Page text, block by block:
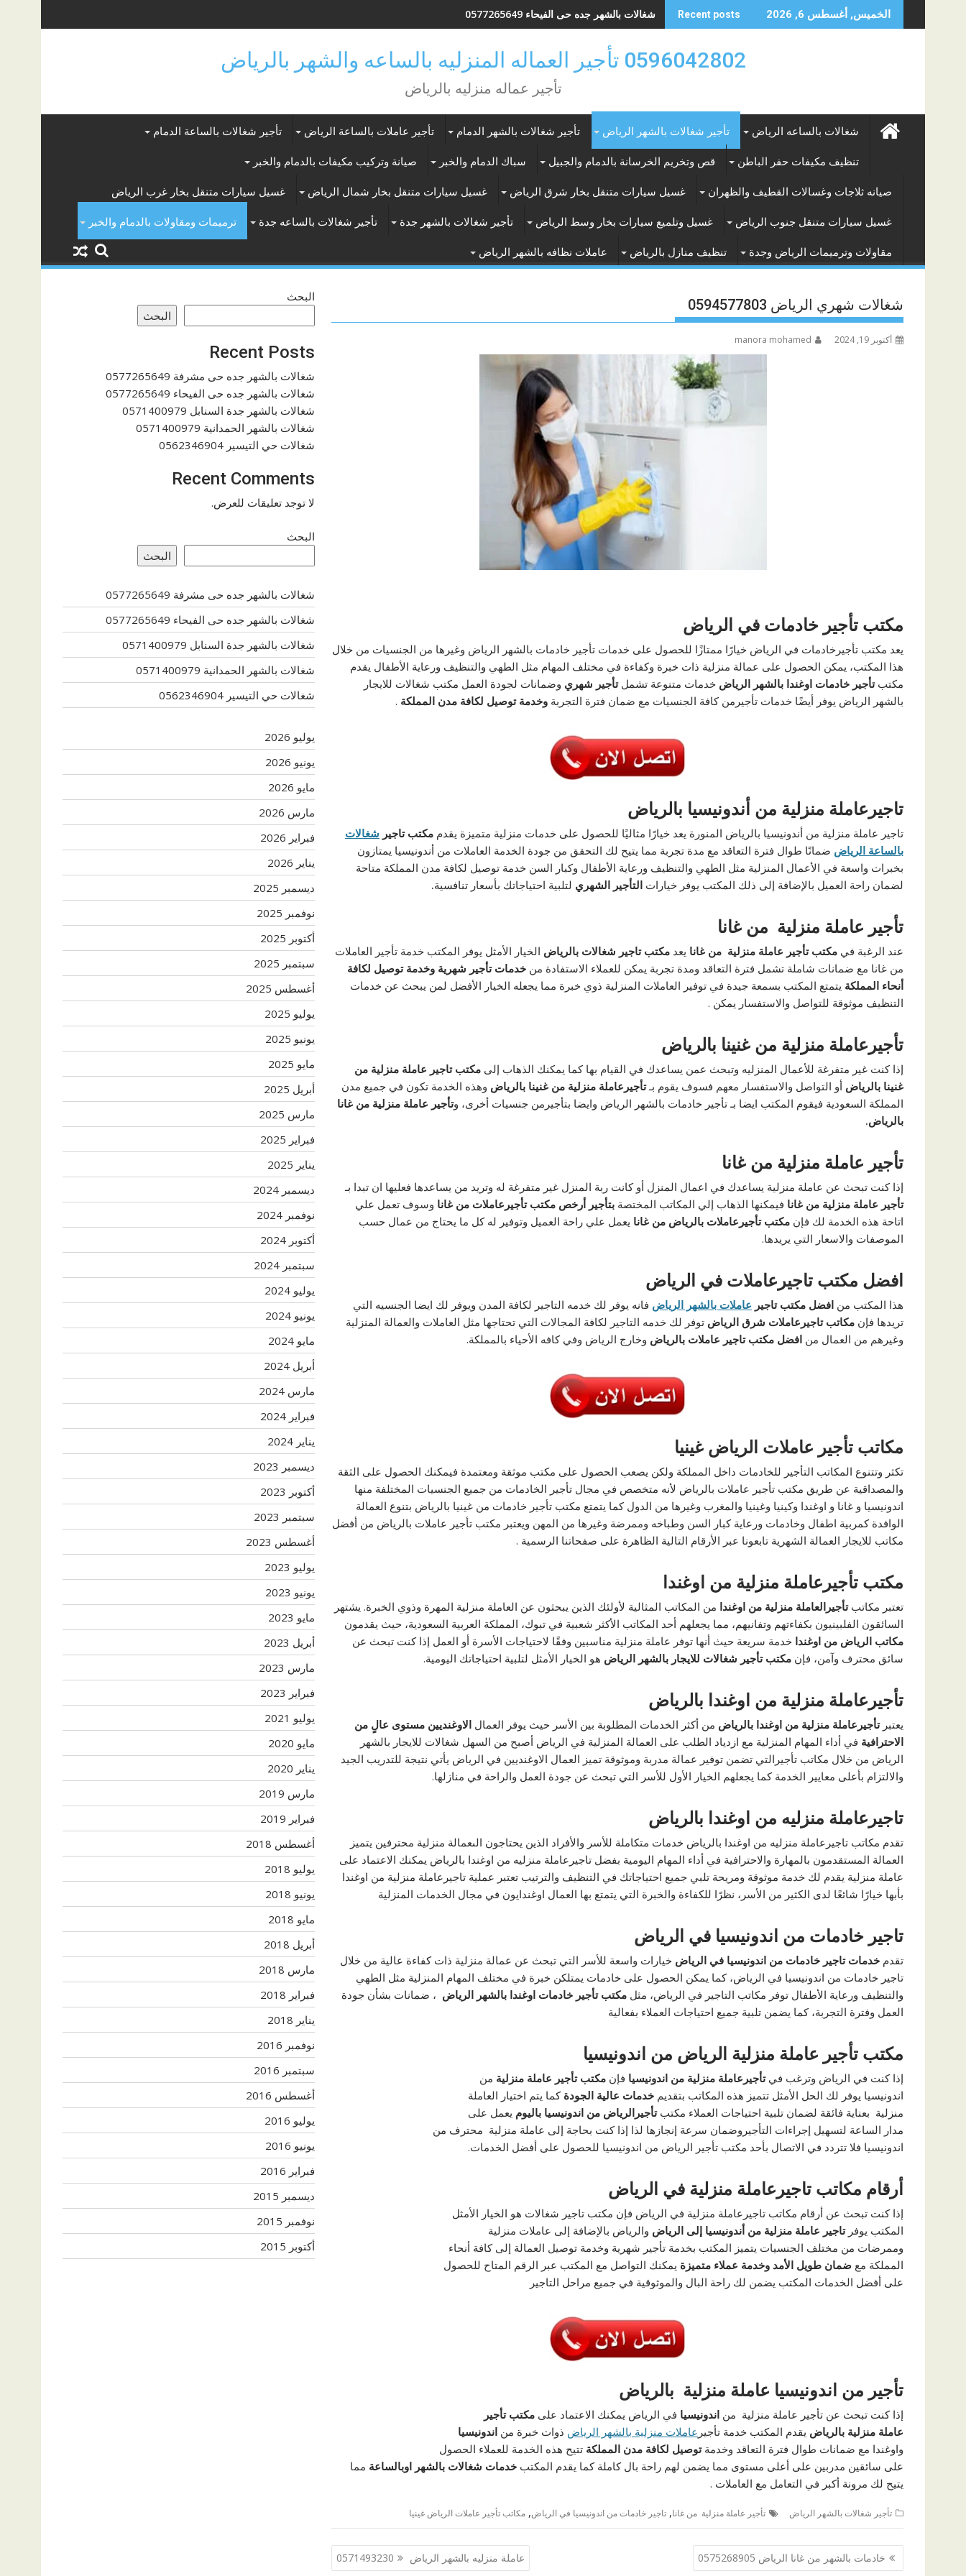
to
الخميس, أغسطس 6, 2026 Recent posts شغالات بالشهر جده حى الفيحاء 0577265649
0596042802 تأجير العماله المنزليه بالساعه والشهر بالرياض
تأجير عماله منزليه بالرياض
شغالات بالساعه الرياض تأجير شغالات بالشهر الرياض تأجير شغالات بالشهر الدمام تأجير عاملات بالساعة الرياض تأجير شغالات بالساعة الدمام
تنظيف مكيفات حفر الباطن قص وتخريم الخرسانة بالدمام والجبيل سباك الدمام والخبر صيانة وتركيب مكيفات بالدمام والخبر
صيانه ثلاجات وغسالات القطيف والظهران غسيل سيارات متنقل بخار شرق الرياض غسيل سيارات متنقل بخار شمال الرياض غسيل سيارات متنقل بخار غرب الرياض
غسيل سيارات متنقل جنوب الرياض غسيل وتلميع سيارات بخار وسط الرياض تأجير شغالات بالشهر جدة تأجير شغالات بالساعه جدة ترميمات ومقاولات بالدمام والخبر
مقاولات وترميمات الرياض وجدة تنظيف منازل بالرياض عاملات نظافه بالشهر الرياض
شغالات شهري الرياض 0594577803
أكتوبر 19, 2024 manora mohamed
مكتب تأجير خادمات في الرياض
يعد مكتب تأجيرخادمات في الرياض خيارًا ممتازًا للحصول على خدمات تأجير خادمات بالشهر الرياض وغيرها من الجنسيات من خلال
هذا المكتب، يمكن الحصول على عمالة منزلية ذات خبرة وكفاءة في مختلف المهام مثل الطهي والتنظيف ورعاية الأطفال يقدم
مكتبتأجير خادمات اوغندا بالشهر الرياض خدمات متنوعة تشملتأجير شهري وضمانات لجودة العمل مكتب شغالات للايجار
بالشهر الرياض يوفر أيضًا خدمات تأجيرمن كافة الجنسيات مع ضمان فترة التجربة وخدمة توصيل لكافة مدن المملكة .
تاجيرعاملة منزلية من أندونيسيا بالرياض
تاجير عاملة منزلية من أندونيسيا بالرياض المنورة يعد خيارًا مثاليًا للحصول على خدمات منزلية متميزة يقدم مكتب تاجير شغالات
بالساعة الرياض ضمانًا طوال فترة التعاقد مع مدة تجربة مما يتيح لك التحقق من جودة الخدمة العاملات من أندونيسيا يمتازون
بخبرات واسعة في الأعمال المنزلية مثل الطهي والتنظيف ورعاية الأطفال وكبار السن خدمة توصيل لكافة مدن المملكة متاحة
لضمان راحة العميل بالإضافة إلى ذلك المكتب يوفر خيارات التأجير الشهري لتلبية احتياجاتك بأسعار تنافسية.
تأجير عاملة منزلية من غانا
عند الرغبة في مكتب تأجير عاملة منزلية من غانا يعد مكتب تاجير شغالات بالرياض الخيار الأمثل يوفر المكتب خدمة تأجير العاملات
من غانا مع ضمانات شاملة تشمل فترة التعاقد ومدة تجربة يمكن للعملاء الاستفادة من خدمات تأجير شهرية وخدمة توصيل لكافة
أنحاء المملكة يتمتع المكتب بسمعة جيدة في توفير العاملات المنزلية ذوي خبرة مما يجعله الخيار الأفضل لمن يبحث عن خدمات
التنظيف موثوقة للتواصل والاستفسار يمكن .
تأجيرعاملة منزلية من غنينا بالرياض
إذا كنت غير متفرغة للأعمال المنزليه وتبحث عمن يساعدك في القيام بها كما يمكنك الذهاب إلى مكتب تاجير عاملة منزلية من
غنينا بالرياض أو التواصل والاستفسار معهم فسوف يقوم بـتأجيرعاملة منزلية من غنينا بالرياض وهذه الخدمة تكون في جميع مدن
المملكة السعودية فيقوم المكتب ايضا بـ تأجير خادمات بالشهر الرياض وايضا بتأجيرمن جنسيات أخرى، وتأجير عاملة منزلية من غانا
بالرياض.
تأجير عاملة منزلية من غانا
إذا كنت تبحث عن عاملة منزلية يساعدك في اعمال المنزل أو كانت ربة المنزل غير متفرغة له وتريد من يساعدها فعليها ان تبدا بـ
تأجير عاملة منزلية من غانا فيمكنها الذهاب إلي المكاتب المختصة بتأجير أرخص مكتب تأجيرعاملات من غانا وسوف تعمل علي
اتاحة هذه الخدمة لك فإن مكتب تأجيرعاملات بالرياض من غانا يعمل علي راحة العميل وتوفير له كل ما يحتاج من عمال حسب
الموصفات والاسعار التي يريدها.
افضل مكتب تاجيرعاملات في الرياض
هذا المكتب من افضل مكتب تاجير عاملات بالشهر الرياض فانه يوفر لك خدمه التاجير لكافة المدن ويوفر لك ايضا الجنسيه التي
تريدها فإن مكاتب تاجيرعاملات شرق الرياض توفر لك خدمه التاجير لكافة المجالات التي تحتاجها مثل العاملات والعمالة المنزلية
وغيرهم من العمال من افضل مكتب تاجير عاملات بالرياض وخارج الرياض وفي كافه الأحياء بالمملكة.
مكاتب تأجير عاملات الرياض غينيا
تكثر وتتنوع المكاتب التأجير للخادمات داخل المملكة ولكن يصعب الحصول على مكتب موثقة ومعتمدة فيمكنك الحصول على الثقة
والمصداقية عن طريق مكتب تأجير عاملات بالرياض لأنه متخصص في مجال تأجير الخادمات من جميع الجنسيات المختلفة منها
اندونيسيا و غانا و اوغندا وكينيا وغينيا والمغرب وغيرها من الدول كما يتمتع مكتب تأجير خادمات من غينيا بالرياض بتنوع العمالة
الوافدة كمربية اطفال وخادمات ورعاية كبار السن وطباخه وممرضة وغيرها من المهن ويعتبر مكتب تأجير عاملات بالرياض من أفضل
مكاتب للايجار العمالة الشهرية تابعونا عبر الأرقام التالية الظاهرة على صفحاتنا الرسمية .
مكتب تأجيرعاملة منزلية من اوغندا
تعتبر مكاتبتأجيرالعاملة منزلية من اوغندا من المكاتب المثالية لأولئك الذين يبحثون عن العاملة منزلية المهرة وذوي الخبرة. يشتهر
السائقون الفلبينيون بكفاءتهم وتفانيهم، مما يجعلهم أحد المكاتب الأكثر شعبية في تبوك، المملكة العربية السعودية، حيث يقدمون
مكاتب الرياض من اوغندا خدمة سريعة حيث أنها توفر عاملة منزلية مناسبين وفقًا لاحتياجات الأسرة أو العمل إذا كنت تبحث عن
سائق محترف وآمن، فإن مكتب تأجير شغالات للايجار بالشهر الرياض هو الخيار الأمثل لتلبية احتياجاتك اليومية.
تأجيرعاملة منزلية من اوغندا بالرياض
يعتبرتأجيرعاملة منزلية من اوغندا بالرياض من أكثر الخدمات المطلوبة بين الأسر حيث يوفر العمال الاوغنديين مستوى عالٍ من
الاحترافية في أداء المهام المنزلية مع ازدياد الطلب على العمالة المنزلية في الرياض أصبح من السهل شغالات للايجار بالشهر
الرياض من خلال مكاتب تأجيرالتي تضمن توفير عمالة مدربة وموثوقة تميز العمال الاوغنديين في الرياض يأتي نتيجة للتدريب الجيد
والالتزام بأعلى معايير الخدمة كما يجعلهم الخيار الأول للأسر التي تبحث عن جودة العمل والراحة في منازلها.
تاجيرعاملة منزليه من اوغندا بالرياض
تقدم مكاتب تاجيرعاملة منزليه من اوغندا بالرياض خدمات متكاملة للأسر والأفراد الذين يحتاجون الىعمالة منزلية محترفين يتميز
العمالة المستقدمون بالمهارة والاحترافية في أداء المهام اليومية بفضل تاجيرعاملة منزليه من اوغندا بالرياض يمكنك الاعتماد على
عاملة منزلية يقدم لك خدمة موثوقة ومريحة تلبي جميع احتياجاتك في التنظيف والترتيب تعتبر عملية تاجيرعاملة منزلية من اوغندا
بأبها خيارًا شائعًا لدى الكثير من الأسر، نظرًا للكفاءة والخبرة التي يتمتع بها العمال اوغندايون في مجال الخدمات المنزلية
تاجير خادمات من اندونيسيا في الرياض
تقدم خدمات تاجير خادمات من اندونيسيا في الرياض خيارات واسعة للأسر التي تبحث عن عمالة منزلية ذات كفاءة عالية من خلال
تاجير خادمات من اندونيسيا في الرياض، كما يمكن الحصول على خادمات يمتلكن خبرة في مختلف المهام المنزلية مثل الطهي
والتنظيف ورعاية الأطفال توفر مكاتب التاجير في الرياض، مثل مكتب تأجير خادمات اوغندا بالشهر الرياض ، ضمانات بشأن جودة
العمل وفترة التجربة، كما يضمن تلبية جميع احتياجات العملاء بفعالية
مكتب تأجير عاملة منزلية الرياض من اندونيسيا
إذا كنت في الرياض وترغب فيتأجيرعاملة منزلية من اندونيسيا فإن مكتب تأجير عاملة منزلية من
اندونيسيا يوفر لك الحل الأمثل تتميز هذه المكاتب بتقديم خدمات عالية الجودة كما يتم اختيار العاملة
منزلية بعناية فائقة لضمان تلبية احتياجات العملاء مكتبتأجيرالرياض من اندونيسيا باليوم يعمل على
مدار الساعة لتسهيل إجراءات التأجيروضمان سرعة إنجازها لذا إذا كنت بحاجة إلى عاملة منزلية محترف من
اندونيسيا فلا تتردد في الاتصال بأحد مكتب تأجير الرياض من اندونيسيا للحصول على أفضل الخدمات.
أرقام مكاتب تاجيرعاملة منزلية في الرياض
إذا كنت تبحث عن أرقام مكاتب تاجيرعاملة منزلية في الرياض فإن مكتب تاجير شغالات هو الخيار الأمثل
المكتب يوفرتاجير عاملة منزلية من أندونيسيا إلى الرياض والرياض بالإضافة إلى عاملات منزلية
وممرضات من مختلف الجنسيات يتميز المكتب بخدمة تأجير شهرية وخدمة توصيل العمالة إلى كافة أنحاء
المملكة مع ضمان طويل الأمد وخدمة عملاء متميزة يمكنك التواصل مع المكتب عبر الرقم المتاح للحصول
على أفضل الخدمات المكتب يضمن لك راحة البال والموثوقية في جميع مراحل التاجير
تأجير من اندونيسيا عاملة منزلية بالرياض
إذا كنت تبحث عن تأجير عاملة منزلية من اندونيسيا في الرياض يمكنك الاعتماد على مكتب تأجير
عاملة منزلية بالرياض يقدم المكتب خدمة تأجير عاملات منزلية بالشهر الرياض ذوات خبرة من اندونيسيا
واوغندا مع ضمانات طوال فترة التعاقد وخدمةتوصيل لكافة مدن المملكة تتيح هذه الخدمة للعملاء الحصول
على سائقين مدربين على أعلى مستوى مما يضمن لهم راحة بال كاملة كما يقدم المكتب خدمات شغالات بالشهر اوبالساعة مما
يتيح لك مرونة أكبر في التعامل مع العاملات .
تأجير شغالات بالشهر الرياض تأجير عاملة منزلية من غانا, تاجير خادمات من اندونيسيا في الرياض, مكاتب تأجير عاملات الرياض غينيا
تصفّح
خادمات بالشهر من غانا الرياض 0575268905 عاملة منزليه بالشهر الرياض 0571493230
البحث
البحث
Recent Posts
شغالات بالشهر جده حى مشرفة 0577265649
شغالات بالشهر جده حى الفيحاء 0577265649
شغالات بالشهر جدة السنابل 0571400979
شغالات بالشهر الحمدانية 0571400979
شغالات حي التيسير 0562346904
Recent Comments
لا توجد تعليقات للعرض.
البحث
البحث
شغالات بالشهر جده حى مشرفة 0577265649
شغالات بالشهر جده حى الفيحاء 0577265649
شغالات بالشهر جدة السنابل 0571400979
شغالات بالشهر الحمدانية 0571400979
شغالات حي التيسير 0562346904
يوليو 2026
يونيو 2026
مايو 2026
مارس 2026
فبراير 2026
يناير 2026
ديسمبر 2025
نوفمبر 2025
أكتوبر 2025
سبتمبر 2025
أغسطس 2025
يوليو 2025
يونيو 2025
مايو 2025
أبريل 2025
مارس 2025
فبراير 2025
يناير 2025
ديسمبر 2024
نوفمبر 2024
أكتوبر 2024
سبتمبر 2024
يوليو 2024
يونيو 2024
مايو 2024
أبريل 2024
مارس 2024
فبراير 2024
يناير 2024
ديسمبر 2023
أكتوبر 2023
سبتمبر 2023
أغسطس 2023
يوليو 2023
يونيو 2023
مايو 2023
أبريل 2023
مارس 2023
فبراير 2023
يوليو 2021
مايو 2020
يناير 2020
مارس 2019
فبراير 2019
أغسطس 2018
يوليو 2018
يونيو 2018
مايو 2018
أبريل 2018
مارس 2018
فبراير 2018
يناير 2018
نوفمبر 2016
سبتمبر 2016
أغسطس 2016
يوليو 2016
يونيو 2016
فبراير 2016
ديسمبر 2015
نوفمبر 2015
أكتوبر 2015